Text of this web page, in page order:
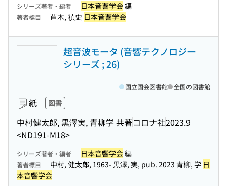
シリーズ著者・編者 日本音響学会編
著者標目 苣木, 禎史 日本音響学会
超音波モータ (音響テクノロジー
シリーズ ; 26)
紙 図書
中村健太郎, 黒澤実, 青柳学 共著コロナ社2023.9
<ND191-M18>
国立国会図書館 全国の図書館
シリーズ著者・編者 日本音響学会編
著者標目 中村, 健太郎, 1963- 黒澤, 実, pub. 2023 青柳, 学 日
本音響学会